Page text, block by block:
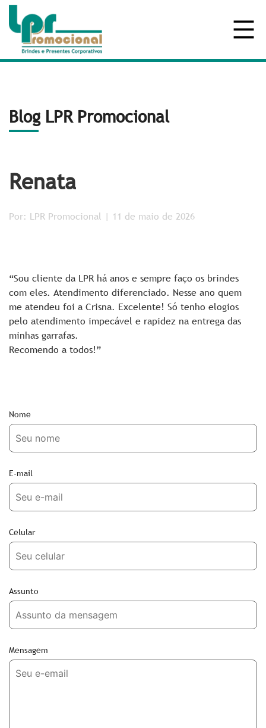
Blog LPR Promocional
Renata
Por: LPR Promocional | 11 de maio de 2026
“Sou cliente da LPR há anos e sempre faço os brindes
com eles. Atendimento diferenciado. Nesse ano quem
me atendeu foi a Crisna. Excelente! Só tenho elogios
pelo atendimento impecável e rapidez na entrega das
minhas garrafas.
Recomendo a todos!”
Nome
E-mail
Celular
Assunto
Mensagem